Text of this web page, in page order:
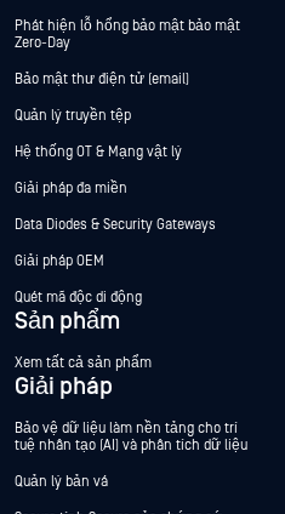
Phát hiện lỗ hổng bảo mật bảo mật
Zero-Day
Bảo mật thư điện tử (email)
Quản lý truyền tệp
Hệ thống OT & Mạng vật lý
Giải pháp đa miền
Data Diodes & Security Gateways
Giải pháp OEM
Quét mã độc di động
Sản phẩm
Xem tất cả sản phẩm
Giải pháp
Bảo vệ dữ liệu làm nền tảng cho trí
tuệ nhân tạo (AI) và phân tích dữ liệu
Quản lý bản vá